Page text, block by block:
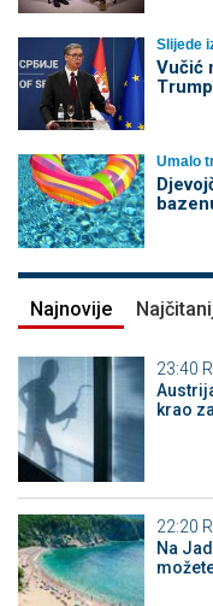
Slijede
Vučić
Umalo
Najnovije
23:40
krao
22:20
Na